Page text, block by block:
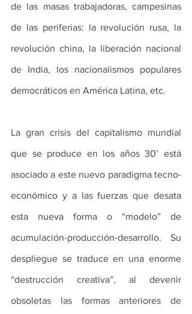
de las masas trabajadoras, campesinas
de las periferias: la revolución rusa, la
revolución china, la liberación nacional
de India, los nacionalismos populares
democráticos en América Latina, etc.
La gran crisis del capitalismo mundial
que se produce en los años 30’ está
asociado a este nuevo paradigma tecno-
económico y a las fuerzas que desata
esta nueva forma o “modelo” de
acumulación-producción-desarrollo. Su
despliegue se traduce en una enorme
“destrucción creativa”, al devenir
obsoletas las formas anteriores de